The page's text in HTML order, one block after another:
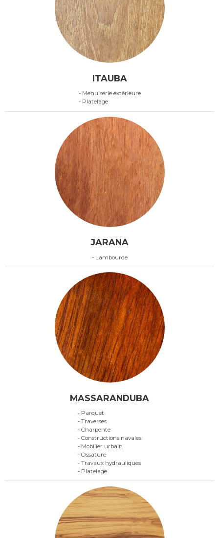
ITAUBA
- Menuiserie extérieure
- Platelage
JARANA
- Lambourde
MASSARANDUBA
- Parquet
- Traverses
- Charpente
- Constructions navales
- Mobilier urbain
- Ossature
- Travaux hydrauliques
- Platelage